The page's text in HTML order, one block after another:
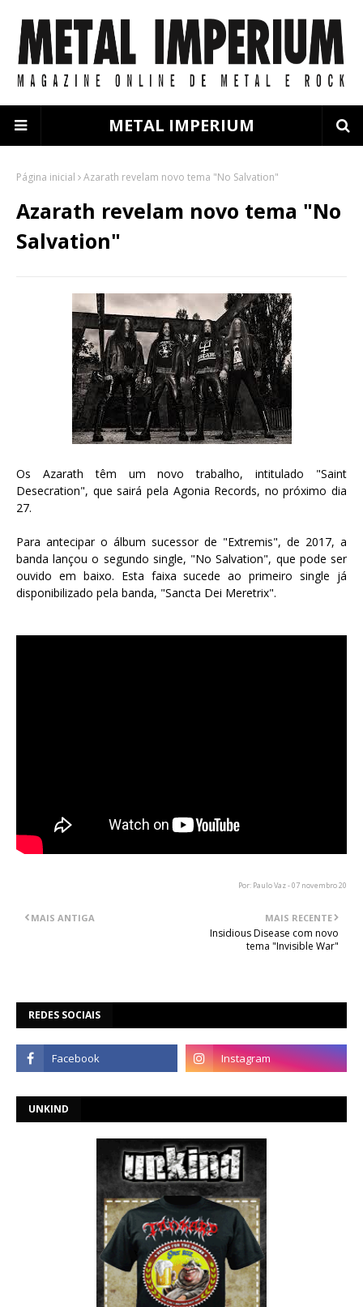
METAL IMPERIUM
Página inicial Azarath revelam novo tema "No Salvation"
Azarath revelam novo tema "No
Salvation"
Os Azarath têm um novo trabalho, intitulado "Saint
Desecration", que sairá pela Agonia Records, no próximo dia
27.
Para antecipar o álbum sucessor de "Extremis", de 2017, a
banda lançou o segundo single, "No Salvation", que pode ser
ouvido em baixo. Esta faixa sucede ao primeiro single já
disponibilizado pela banda, "Sancta Dei Meretrix".
Por: Paulo Vaz - 07 novembro 20
MAIS RECENTE
Insidious Disease com novo
tema "Invisible War"
MAIS ANTIGA
REDES SOCIAIS
UNKIND